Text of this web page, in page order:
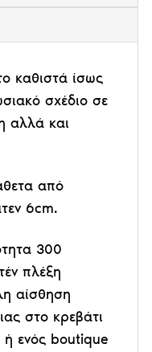
καθιστά ίσως
σχέδιο σε
αλλά και
από
6cm.
300
πλέξη
αίσθηση
στο κρεβάτι
ή ενός boutique